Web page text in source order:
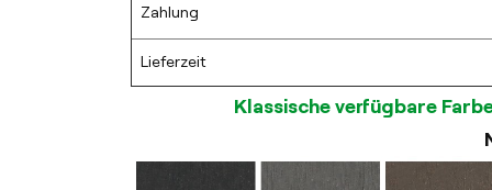
Zahlung
Lieferzeit
Klassische verfügbare